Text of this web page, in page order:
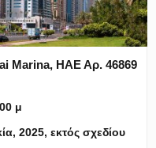
Marina, ΗΑΕ Αρ. 46869
μ
2025, εκτός σχεδίου